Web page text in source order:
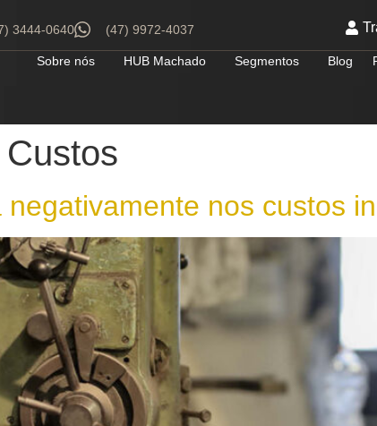
3444-0640 (47) 9972-4037
Sobre nós HUB Machado Segmentos Blog
nos custos